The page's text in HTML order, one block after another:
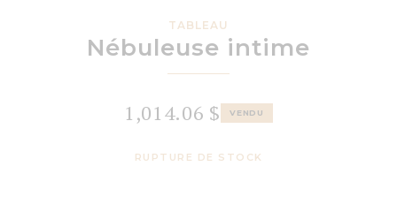
TABLEAU
Nébuleuse intime
1,014.06 $ VENDU
RUPTURE DE STOCK